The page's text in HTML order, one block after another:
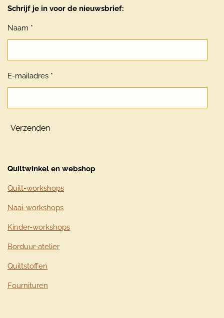
Schrijf je in voor de nieuwsbrief:
Naam *
E-mailadres *
Verzenden
Quiltwinkel en webshop
Quilt-workshops
Naai-workshops
Kinder-workshops
Borduur-atelier
Quiltstoffen
Fournituren